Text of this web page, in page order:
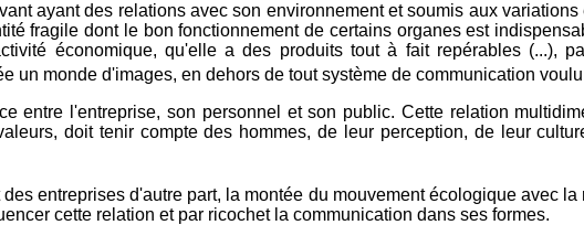
ayant des relations avec son environnement et soumis aux
fragile dont le bon fonctionnement de certains organes est
économique, qu'elle a des produits tout à fait repérables (...),
un monde d'images, en dehors de tout système de communication
entre l'entreprise, son personnel et son public. Cette relation
doit tenir compte des hommes, de leur perception, de leur
entreprises d'autre part, la montée du mouvement écologique avec
cette relation et par ricochet la communication dans ses formes.